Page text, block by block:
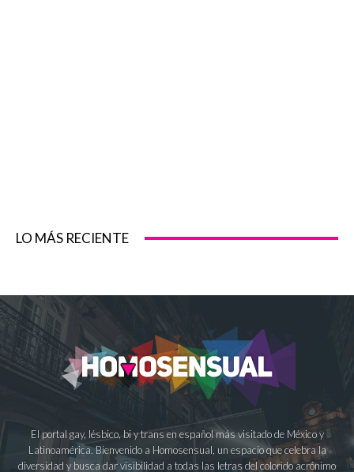
LO MÁS RECIENTE
El portal gay, lésbico, bi y trans en español más visitado de México y
Latinoamérica. Bienvenido a Homosensual, un espacio que celebra la
diversidad y busca dar visibilidad a todas las letras del colorido acrónimo